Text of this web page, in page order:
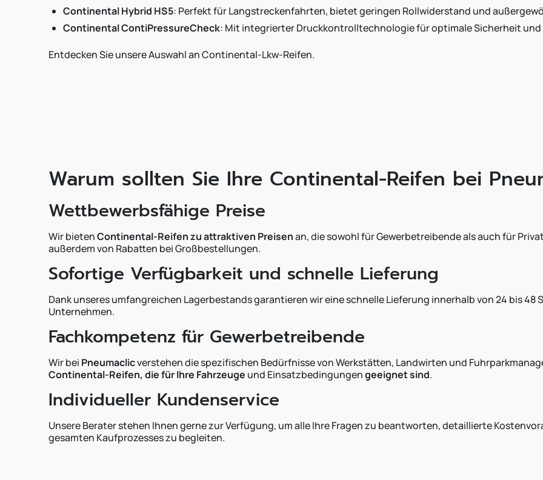
Continental Hybrid HS5: Perfekt für Langstreckenfahrten, bietet geringen Rollwiderstand und
Continental ContiPressureCheck: Mit integrierter Druckkontrolltechnologie für optimale Sicherheit und
Entdecken Sie unsere Auswahl an Continental-Lkw-Reifen.
Warum sollten Sie Ihre Continental-Reifen bei
Wettbewerbsfähige Preise
Wir bietenContinental-Reifen zu attraktiven Preisenan, die sowohl für Gewerbetreibende als auch für
außerdem von Rabatten bei Großbestellungen.
Sofortige Verfügbarkeit und schnelle Lieferung
Dank unseres umfangreichen Lagerbestands garantieren wir eine schnelle Lieferung innerhalb von 24 bis 48
Unternehmen.
Fachkompetenz für Gewerbetreibende
Wir bei Pneumaclicverstehen die spezifischen Bedürfnisse von Werkstätten, Landwirten und
Continental-Reifen, die für Ihre Fahrzeuge und Einsatzbedingungengeeignet sind.
Individueller Kundenservice
Unsere Berater stehen Ihnen gerne zur Verfügung, um alle Ihre Fragen zu beantworten, detaillierte
gesamten Kaufprozesses zu begleiten.